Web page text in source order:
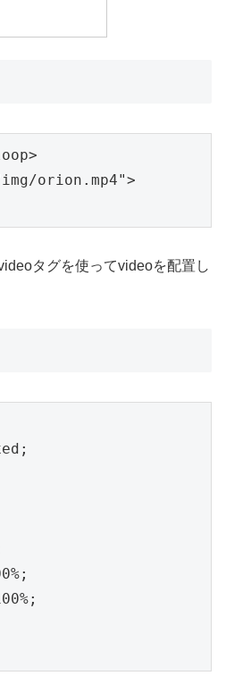
orion.mp4">
タグを使ってvideoを配置し